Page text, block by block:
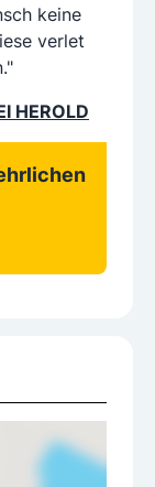
keine
verlet
HEROLD